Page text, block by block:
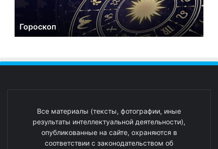
Гороскоп
Все материалы (тексты, фотографии, иные
результаты интеллектуальной деятельности),
опубликованные на сайте, охраняются в
соответствии с законодательством об